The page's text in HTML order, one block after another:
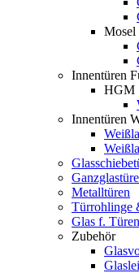
Mosel
Innentüren
HGM
Innentüren
Metalltüren
Türrohlinge
Glas f.
Zubehör